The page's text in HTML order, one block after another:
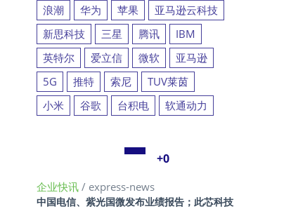
浪潮 华为 苹果
亚马逊云科技
新思科技
三星 腾讯
IBM
英特尔
爱立信 微软
亚马逊
5G
推特 索尼
TUV莱茵
小米
谷歌 台积电 软通动力
+0
企业快讯 / express-news
中国电信、紫光国微发布业绩报告；此芯科技